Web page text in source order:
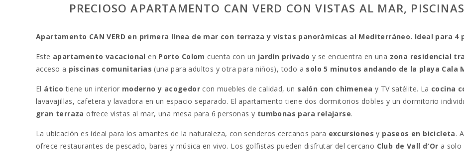
PRECIOSO APARTAMENTO CAN VERD CON VISTAS AL MAR,
Apartamento CAN VERD en primera línea de mar con terraza y vistas panorámicas al Mediterráneo. Ideal para 4
Este apartamento vacacional en Porto Colom cuenta con un jardín privado y se encuentra en una zona residencial
acceso a piscinas comunitarias (una para adultos y otra para niños), todo a solo 5 minutos andando de la playa Cala
El ático tiene un interior moderno y acogedor con muebles de calidad, un salón con chimenea y TV satélite. La cocina
lavavajillas, cafetera y lavadora en un espacio separado. El apartamento tiene dos dormitorios dobles y un dormitorio
gran terraza ofrece vistas al mar, una mesa para 6 personas y tumbonas para relajarse.
La ubicación es ideal para los amantes de la naturaleza, con senderos cercanos para excursiones y paseos en bicicleta.
ofrece restaurantes de pescado, bares y música en vivo. Los golfistas pueden disfrutar del cercano Club de Vall d′Or a solo